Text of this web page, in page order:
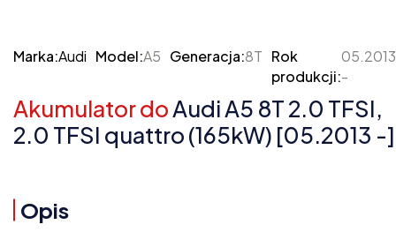
Marka:Audi Model:A5 Generacja:8T Rok
produkcji:
05.2013
-
Akumulator doAudi A5 8T 2.0 TFSI,
2.0 TFSI quattro (165kW) [05.2013 -]
Opis